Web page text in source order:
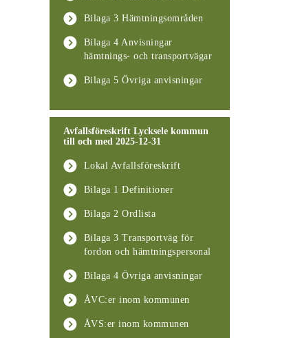
Bilaga 3 Hämtningsområden
Bilaga 4 Anvisningar
hämtnings- och transportvägar
Bilaga 5 Övriga anvisningar
Avfallsföreskrift Lycksele kommun
till och med 2025-12-31
Lokal Avfallsföreskrift
Bilaga 1 Definitioner
Bilaga 2 Ordlista
Bilaga 3 Transportväg för
fordon och hämtningspersonal
Bilaga 4 Övriga anvisningar
ÅVC:er inom kommunen
ÅVS:er inom kommunen